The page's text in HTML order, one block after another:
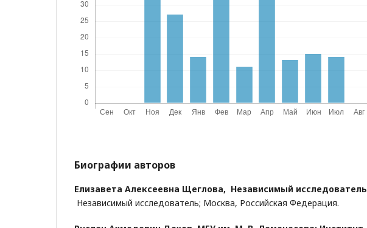
Биографии авторов
Елизавета Алексеевна Щеглова, Независимый исследователь
Независимый исследователь; Москва, Российская Федерация.